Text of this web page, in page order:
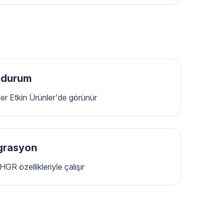
Etkin Ürünler'de görünür
özellikleriyle çalışır